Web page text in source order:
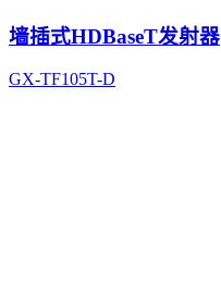
墙插式HDBaseT发射器
GX-TF105T-D